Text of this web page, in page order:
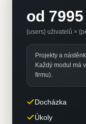
od 7995
{users} uživatelů ×
Projekty a
Každý modul má
firmu).
Docházka
Úkoly